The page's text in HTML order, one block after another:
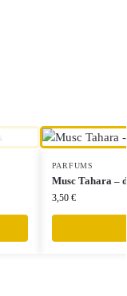
PARFUMS
Musc Tahara –
3,50 €